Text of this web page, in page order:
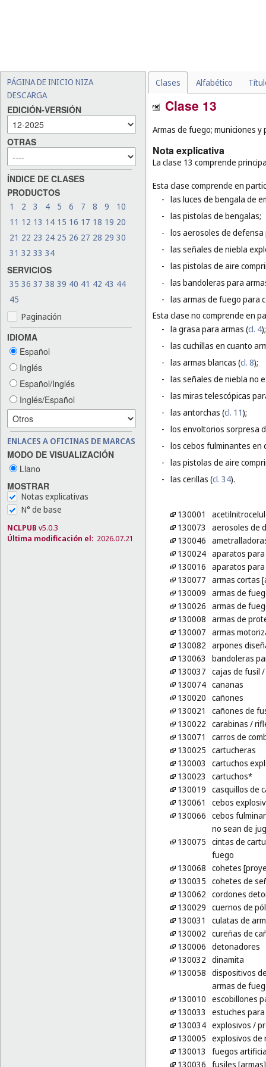
PÁGINA DE INICIO NIZA
DESCARGA
EDICIÓN-VERSIÓN
OTRAS
ÍNDICE DE CLASES
PRODUCTOS
1 2 3 4 5 6 7 8 9
10
11 12 13 14 15 16 17 18 19 20
21 22 23 24 25 26 27 28 29 30
31 32 33 34
SERVICIOS
35 36 37 38 39 40 41 42 43 44
45
Paginación
IDIOMA
Español
Inglés
Español/Inglés
Inglés/Español
ENLACES A OFICINAS DE MARCAS
MODO DE VISUALIZACIÓN
Llano
MOSTRAR
Notas explicativas
N° de base
NCLPUB v5.0.3
Última modificación el: 2026.07.21
Clases Alfabético
Clase 13
Armas de fuego; municiones
Nota explicativa
La clase 13 comprende
Esta clase comprende en
- las luces de bengala de
- las pistolas de bengalas;
- los aerosoles de defensa
- las señales de niebla
- las pistolas de aire
- las bandoleras para
- las armas de fuego para
Esta clase no comprende en
- la grasa para armas (cl. 4);
- las cuchillas en cuanto
- las armas blancas (cl. 8);
- las señales de niebla no
- las miras telescópicas
- las antorchas (cl. 11);
- los envoltorios sorpresa
- los cebos fulminantes en
- las pistolas de aire
- las cerillas (cl. 34).
130001
130073
aerosoles de
130046
130024 aparatos
130016 aparatos
130077 armas cortas
130009 armas de
130026 armas de
130008 armas de
130007 armas
130082 arpones
130063
bandoleras
130037 cajas de fusil /
130074 cananas
130020 cañones
130021
cañones de
130022 carabinas /
130071
carros de
130025 cartucheras
130003
cartuchos
130023
cartuchos*
130019 casquillos de
130061
cebos
130066 cebos
no sean de
130075 cintas de
fuego
130068 cohetes
130035 cohetes de
130062 cordones
130029 cuernos de
130031
culatas de
130002 cureñas de
130006 detonadores
130032 dinamita
130058 dispositivos
armas de
130010 escobillones
130033
estuches
130034 explosivos /
130005 explosivos de
130013
fuegos
130036 fusiles [armas]